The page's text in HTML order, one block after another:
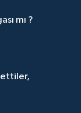
mı ?
ettiler,